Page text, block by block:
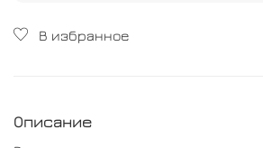
В избранное
Описание